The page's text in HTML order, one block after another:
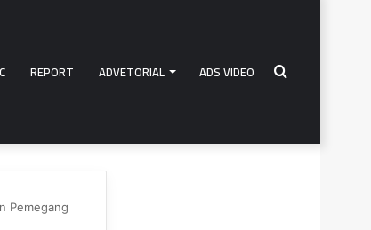
REPORT ADVETORIAL ADS VIDEO Search
Pemegang